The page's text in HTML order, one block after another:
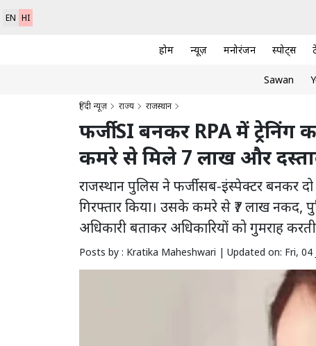
EN HI
होम न्यूज़ मनोरंजन स्पोर्ट्स
Sawan
हिंदी न्यूज़ राज्य राजस्थान
फर्जी SI बनकर RPA में ट्रेनिंग
कमरे से मिले 7 लाख और
राजस्थान पुलिस ने फर्जी सब-इंस्पेक्टर बनकर
गिरफ्तार किया। उसके कमरे से ₹7 लाख नकद,
अधिकारी बताकर अधिकारियों को गुमराह
Posts by : Kratika Maheshwari | Updated on: Fri, 04